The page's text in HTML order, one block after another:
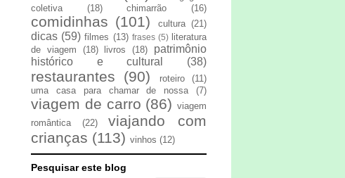
coletiva
(18) chimarrão (16)
comidinhas (101) cultura (21)
dicas (59) filmes (13) frases (5) literatura
de viagem
(18) livros (18)
patrimônio
histórico e cultural
(38)
restaurantes (90) roteiro
(11)
uma casa para chamar de nossa
(7)
viagem de carro (86) viagem
romântica
(22)
viajando com
crianças (113) vinhos (12)
Pesquisar este blog